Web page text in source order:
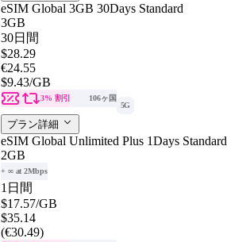
eSIM Global 3GB 30Days Standard
3GB
30日間
$28.29
€24.55
$9.43/GB
3% 割引
106ヶ国
5G
プラン詳細
eSIM Global Unlimited Plus 1Days Standard
2GB
+ ∞ at 2Mbps
1日間
$17.57/GB
$35.14
(€30.49)